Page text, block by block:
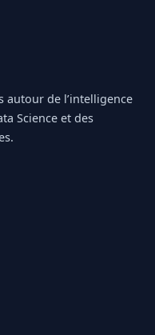
autour de l’intelligence
Science et des